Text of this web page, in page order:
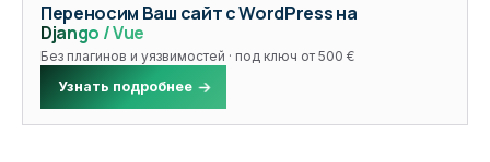
Переносим Ваш сайт с WordPress на
Django / Vue
Без плагинов и уязвимостей · под ключ от 500 €
Узнать подробнее